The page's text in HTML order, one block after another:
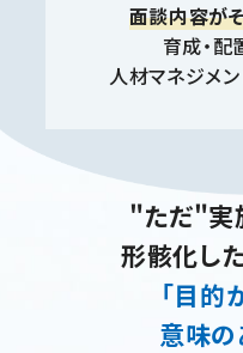
面談内容が
育成・配
人材マネジメ
"ただ"実
形骸化し
「目的
意味の